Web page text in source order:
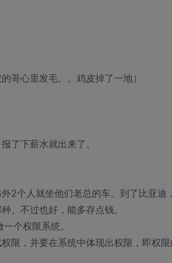
哥心里发毛。。鸡皮掉了一地）
了下薪水就出来了。
2个人就坐他们老总的车。到了比亚迪
。不过也好，能多存点钱。
个权限系统。
限，并要在系统中体现出权限，即权限